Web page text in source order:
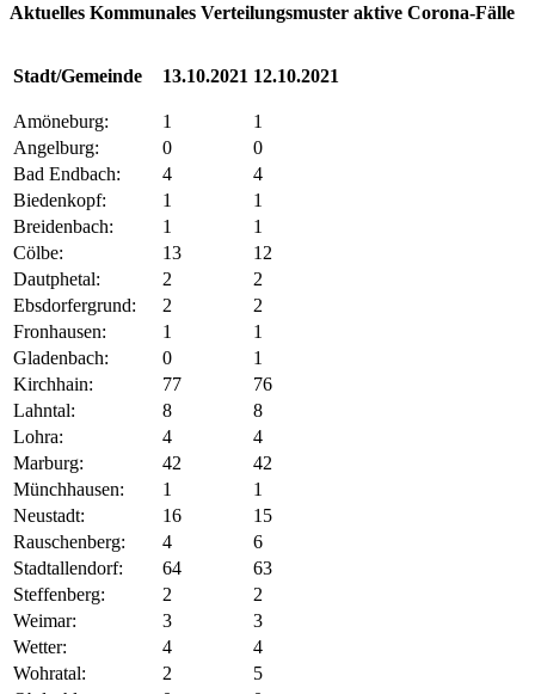
Aktuelles Kommunales Verteilungsmuster aktive Corona-Fälle
Stadt/Gemeinde 13.10.2021 12.10.2021
Amöneburg: 1
1
Angelburg:
0
0
Bad Endbach:
4
4
Biedenkopf:
1
1
Breidenbach:
1
1
Cölbe:
13
12
Dautphetal:
2
2
Ebsdorfergrund:
2
2
Fronhausen:
1
1
Gladenbach:
0
1
Kirchhain:
77
76
Lahntal:
8
8
Lohra:
4
4
Marburg:
42
42
Münchhausen:
1
1
Neustadt:
16
15
Rauschenberg:
4
6
Stadtallendorf:
64
63
Steffenberg:
2
2
Weimar:
3
3
Wetter:
4
4
Wohratal:
2
5